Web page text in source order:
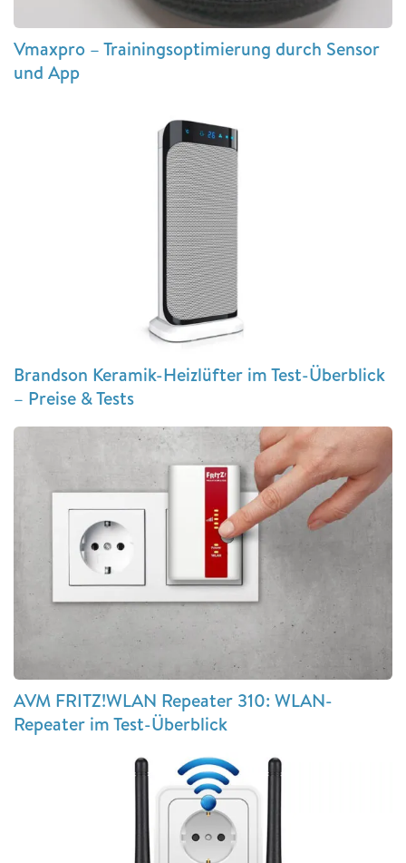
Vmaxpro – Trainingsoptimierung durch Sensor
und App
Brandson Keramik-Heizlüfter im Test-Überblick
– Preise & Tests
AVM FRITZ!WLAN Repeater 310: WLAN-
Repeater im Test-Überblick